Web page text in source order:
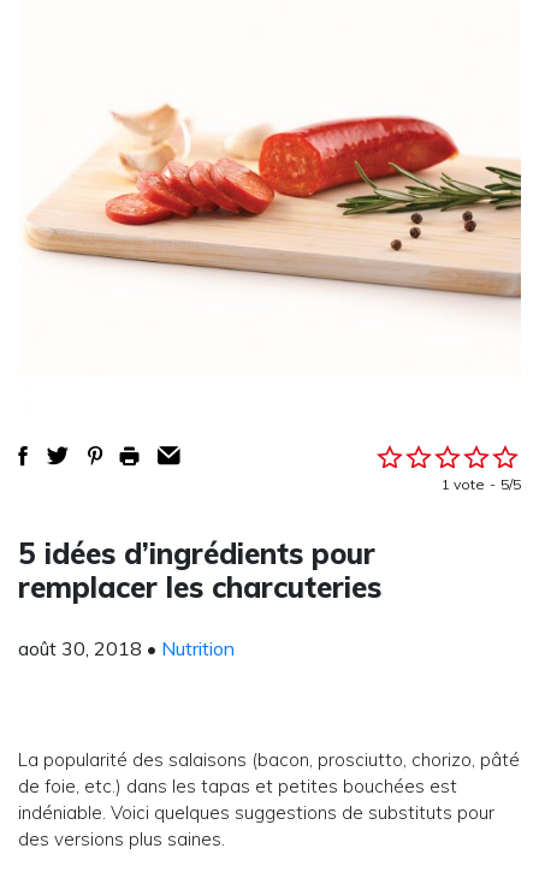
1 vote 5/5
5 idées d’ingrédients pour
remplacer les charcuteries
août 30, 2018 • Nutrition
La popularité des salaisons (bacon, prosciutto, chorizo, pâté
de foie, etc.) dans les tapas et petites bouchées est
indéniable. Voici quelques suggestions de substituts pour
des versions plus saines.